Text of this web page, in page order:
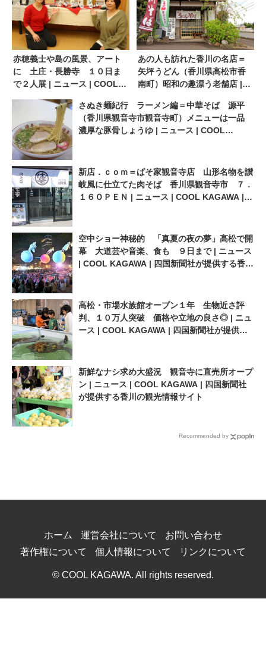
赤穂義士や島の風景、アート
に 土庄・長勝寺 １０日ま
で２人展 | ニュース | COOL
する香川の観光情報サイト
あの人も訪れた香川の名店＝
矢坪うどん（香川県高松市香
南町）昭和の趣漂う老舗店 |
四国新聞社が提供する香川の
観光情報サイト
さぬき麺紀行 ラーメン編＝中華そば 源平
（香川県観音寺市観音寺町）メニューは一品
濃厚な豚骨しょうゆ | ニュース | COOL
新店．ｃｏｍ＝ばそ家観音寺店 山形名物を讃
岐風に仕立てた肉そば 香川県観音寺市 ７．
１６ＯＰＥＮ | ニュース | COOL KAGAWA |
空中ショー神秘的 「真夏の夜の夢」高松で開
幕 大道芸や音楽、食も ９日まで | ニュース
| COOL KAGAWA | 四国新聞社が提供する香川
高松・市場水族館オープン１年 生物近さ評
判、１０万人突破 価格や立地の良さ◎ | ニュ
ース | COOL KAGAWA | 四国新聞社が提供す
新鮮なナシ求め大盛況 観音寺に直売所オープ
ン | ニュース | COOL KAGAWA | 四国新聞社
が提供する香川の観光情報サイト
Recommended by
ホーム 運営会社について
お問い合わせ
著作権について
個人情報について リンクについて
© COOL KAGAWA. All rights reserved.